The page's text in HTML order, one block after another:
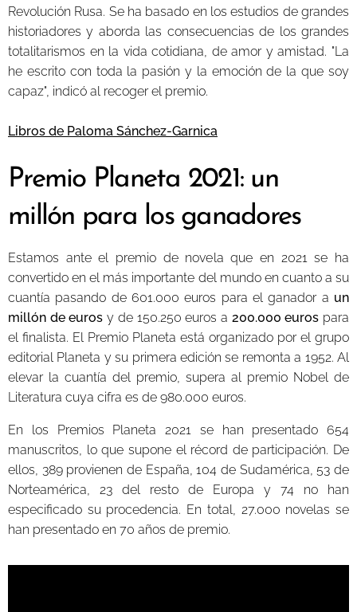
Revolución Rusa. Se ha basado en los estudios de grandes
historiadores y aborda las consecuencias de los grandes
totalitarismos en la vida cotidiana, de amor y amistad. "La
he escrito con toda la pasión y la emoción de la que soy
capaz", indicó al recoger el premio.
Libros de Paloma Sánchez-Garnica
Premio Planeta 2021: un
millón para los ganadores
Estamos ante el premio de novela que en 2021 se ha
convertido en el más importante del mundo en cuanto a su
cuantía pasando de 601.000 euros para el ganador a un
millón de euros y de 150.250 euros a 200.000 euros para
el finalista. El Premio Planeta está organizado por el grupo
editorial Planeta y su primera edición se remonta a 1952. Al
elevar la cuantía del premio, supera al premio Nobel de
Literatura cuya cifra es de 980.000 euros.
En los Premios Planeta 2021 se han presentado 654
manuscritos, lo que supone el récord de participación. De
ellos, 389 provienen de España, 104 de Sudamérica, 53 de
Norteamérica, 23 del resto de Europa y 74 no han
especificado su procedencia. En total, 27.000 novelas se
han presentado en 70 años de premio.